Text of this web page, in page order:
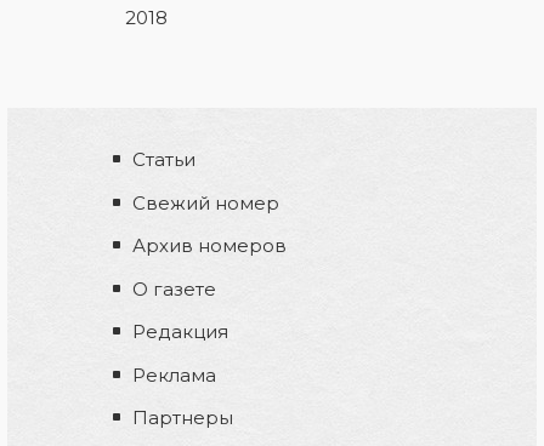
2018
Статьи
Свежий номер
Архив номеров
О газете
Редакция
Реклама
Партнеры